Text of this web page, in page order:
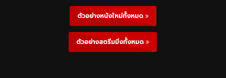
ตัวอย่างหนังใหม่ทั้งหมด
ตัวอย่างสตรีมมิ่งทั้งหมด